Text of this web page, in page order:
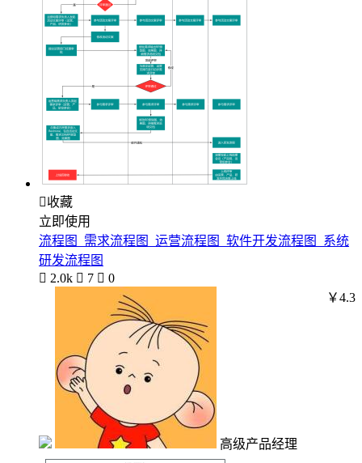
收藏
立即使用
流程图_需求流程图_运营流程图_软件开发流程图_系统
研发流程图
 2.0k  7  0
高级产品经理
￥4.3